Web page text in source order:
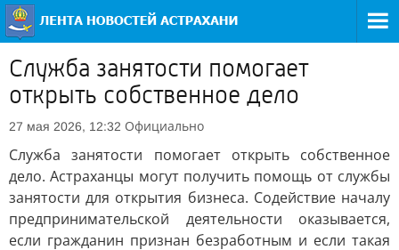
Служба занятости помогает
открыть собственное дело
27 мая 2026, 12:32 Официально
Служба занятости помогает открыть собственное
дело. Астраханцы могут получить помощь от службы
занятости для открытия бизнеса. Содействие началу
предпринимательской деятельности оказывается,
если гражданин признан безработным и если такая